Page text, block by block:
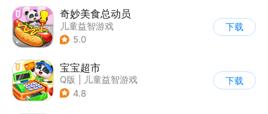
奇妙美食总动员
儿童益智游戏
5.0
下载
宝宝超市
Q版
儿童益智游戏
4.8
下载